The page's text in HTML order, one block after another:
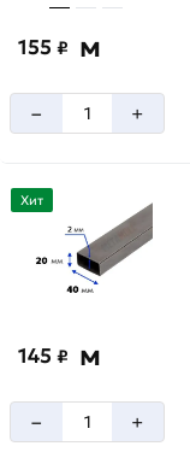
155 ₽ м
– +
Хит
145 ₽ м
– +